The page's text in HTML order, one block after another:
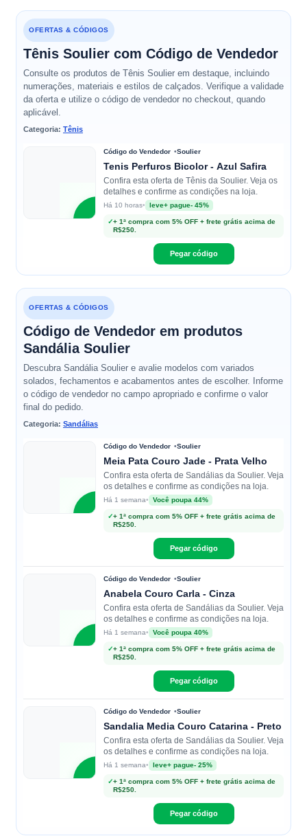
OFERTAS & CÓDIGOS
Tênis Soulier com Código de Vendedor
Consulte os produtos de Tênis Soulier em destaque, incluindo
numerações, materiais e estilos de calçados. Verifique a validade
da oferta e utilize o código de vendedor no checkout, quando
aplicável.
Categoria: Tênis
S
Código do Vendedor Soulier
Tenis Perfuros Bicolor - Azul Safira
Confira esta oferta de Tênis da Soulier. Veja os
detalhes e confirme as condições na loja.
Há 10 horas• leve+ pague- 45%
✓+ 1ª compra com 5% OFF + frete grátis acima de
R$250.
Pegar código
OFERTAS & CÓDIGOS
Código de Vendedor em produtos
Sandália Soulier
Descubra Sandália Soulier e avalie modelos com variados
solados, fechamentos e acabamentos antes de escolher. Informe
o código de vendedor no campo apropriado e confirme o valor
final do pedido.
Categoria: Sandálias
S
Código do Vendedor Soulier
Meia Pata Couro Jade - Prata Velho
Confira esta oferta de Sandálias da Soulier. Veja
os detalhes e confirme as condições na loja.
Há 1 semana• Você poupa 44%
✓+ 1ª compra com 5% OFF + frete grátis acima de
R$250.
Pegar código
S
Código do Vendedor Soulier
Anabela Couro Carla - Cinza
Confira esta oferta de Sandálias da Soulier. Veja
os detalhes e confirme as condições na loja.
Há 1 semana• Você poupa 40%
✓+ 1ª compra com 5% OFF + frete grátis acima de
R$250.
Pegar código
S
Código do Vendedor Soulier
Sandalia Media Couro Catarina - Preto
Confira esta oferta de Sandálias da Soulier. Veja
os detalhes e confirme as condições na loja.
Há 1 semana• leve+ pague- 25%
✓+ 1ª compra com 5% OFF + frete grátis acima de
R$250.
Pegar código